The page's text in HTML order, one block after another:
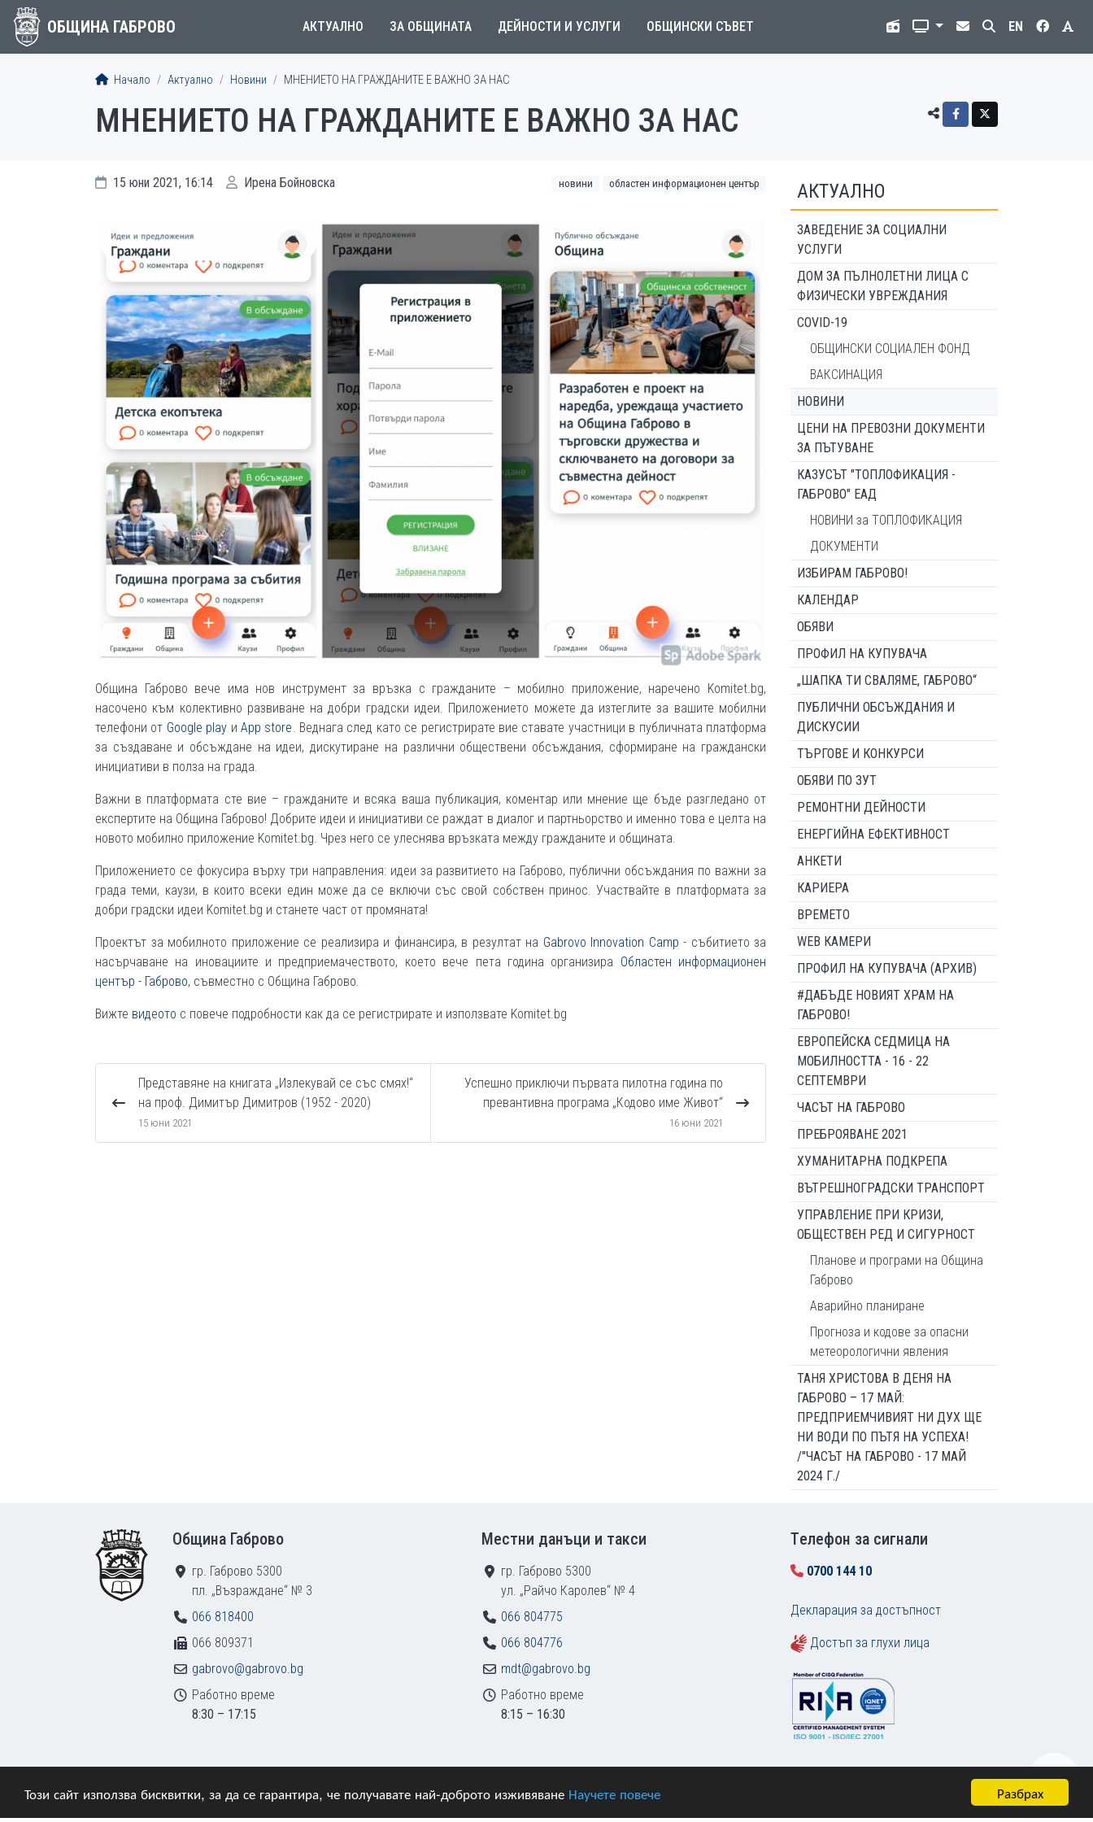
Разбрах
Този сайт използва бисквитки, за да се гарантира, че получавате най-доброто изживяване Научете повече
ОБЩИНА ГАБРОВО АКТУАЛНО ЗА ОБЩИНАТА ДЕЙНОСТИ И УСЛУГИ ОБЩИНСКИ СЪВЕТ EN
Начало Актуално Новини МНЕНИЕТО НА ГРАЖДАНИТЕ Е ВАЖНО ЗА НАС
МНЕНИЕТО НА ГРАЖДАНИТЕ Е ВАЖНО ЗА НАС
15 юни 2021, 16:14 Ирена Бойновска новини областен информационен център
Община Габрово вече има нов инструмент за връзка с гражданите – мобилно приложение, наречено Komitet.bg,
насочено към колективно развиване на добри градски идеи. Приложението можете да изтеглите за вашите мобилни
телефони от Google play иApp store. Веднага след като се регистрирате вие ставате участници в публичната платформа
за създаване и обсъждане на идеи, дискутиране на различни обществени обсъждания, сформиране на граждански
инициативи в полза на града.
Важни в платформата сте вие – гражданите и всяка ваша публикация, коментар или мнение ще бъде разгледано от
експертите на Община Габрово! Добрите идеи и инициативи се раждат в диалог и партньорство и именно това е целта на
новото мобилно приложение Komitet.bg. Чрез него се улеснява връзката между гражданите и общината.
Приложението се фокусира върху три направления: идеи за развитието на Габрово, публични обсъждания по важни за
града теми, каузи, в които всеки един може да се включи със свой собствен принос. Участвайте в платформата за
добри градски идеи Komitet.bg и станете част от промяната!
Проектът за мобилното приложение се реализира и финансира, в резултат на Gabrovo Innovation Camp - събитието за
насърчаване на иновациите и предприемачеството, което вече пета година организира Областен информационен
център - Габрово, съвместно с Община Габрово.
Вижте видеото с повече подробности как да се регистрирате и използвате Komitet.bg
Представяне на книгата „Излекувай се със смях!“
на проф. Димитър Димитров (1952 - 2020)
15 юни 2021
Успешно приключи първата пилотна година по
превантивна програма „Кодово име Живот“
16 юни 2021
АКТУАЛНО
ЗАВЕДЕНИЕ ЗА СОЦИАЛНИ
УСЛУГИ
ДОМ ЗА ПЪЛНОЛЕТНИ ЛИЦА С
ФИЗИЧЕСКИ УВРЕЖДАНИЯ
COVID-19
ОБЩИНСКИ СОЦИАЛЕН ФОНД
ВАКСИНАЦИЯ
НОВИНИ
ЦЕНИ НА ПРЕВОЗНИ ДОКУМЕНТИ
ЗА ПЪТУВАНЕ
КАЗУСЪТ "ТОПЛОФИКАЦИЯ -
ГАБРОВО" ЕАД
НОВИНИ за ТОПЛОФИКАЦИЯ
ДОКУМЕНТИ
ИЗБИРАМ ГАБРОВО!
КАЛЕНДАР
ОБЯВИ
ПРОФИЛ НА КУПУВАЧА
„ШАПКА ТИ СВАЛЯМЕ, ГАБРОВО“
ПУБЛИЧНИ ОБСЪЖДАНИЯ И
ДИСКУСИИ
ТЪРГОВЕ И КОНКУРСИ
ОБЯВИ ПО ЗУТ
РЕМОНТНИ ДЕЙНОСТИ
ЕНЕРГИЙНА ЕФЕКТИВНОСТ
АНКЕТИ
КАРИЕРА
ВРЕМЕТО
WEB КАМЕРИ
ПРОФИЛ НА КУПУВАЧА (АРХИВ)
#ДАБЪДЕ НОВИЯТ ХРАМ НА
ГАБРОВО!
ЕВРОПЕЙСКА СЕДМИЦА НА
МОБИЛНОСТТА - 16 - 22
СЕПТЕМВРИ
ЧАСЪТ НА ГАБРОВО
ПРЕБРОЯВАНЕ 2021
ХУМАНИТАРНА ПОДКРЕПА
ВЪТРЕШНОГРАДСКИ ТРАНСПОРТ
УПРАВЛЕНИЕ ПРИ КРИЗИ,
ОБЩЕСТВЕН РЕД И СИГУРНОСТ
Планове и програми на Община
Габрово
Аварийно планиране
Прогноза и кодове за опасни
метеорологични явления
ТАНЯ ХРИСТОВА В ДЕНЯ НА
ГАБРОВО – 17 МАЙ:
ПРЕДПРИЕМЧИВИЯТ НИ ДУХ ЩЕ
НИ ВОДИ ПО ПЪТЯ НА УСПЕХА!
/"ЧАСЪТ НА ГАБРОВО - 17 МАЙ
2024 Г./
Община Габрово
гр. Габрово 5300
пл. „Възраждане“ № 3
066 818400
066 809371
gabrovo@gabrovo.bg
Работно време
8:30 – 17:15
Местни данъци и такси
гр. Габрово 5300
ул. „Райчо Каролев“ № 4
066 804775
066 804776
mdt@gabrovo.bg
Работно време
8:15 – 16:30
Tелефон за сигнали
0700 144 10
Декларация за достъпност
Достъп за глухи лица
© 2009–2026 Община Габрово. Всички права запазени.